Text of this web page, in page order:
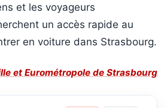
et les voyageurs
un accès rapide au
en voiture dans Strasbourg.
et Eurométropole de Strasbourg